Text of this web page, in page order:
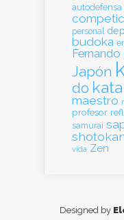
autodefensa
personal
budoka
Fernando
Japón
do kata
maestro
profesor
samurai
vida Zen
Designed by